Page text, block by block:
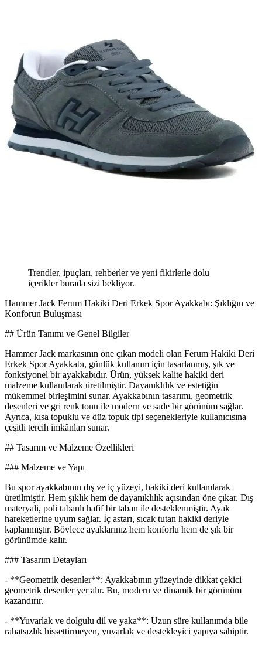
Trendler, ipuçları, rehberler ve yeni fikirlerle dolu
içerikler burada sizi bekliyor.
Hammer Jack Ferum Hakiki Deri Erkek Spor Ayakkabı: Şıklığın ve
Konforun Buluşması
## Ürün Tanımı ve Genel Bilgiler
Hammer Jack markasının öne çıkan modeli olan Ferum Hakiki Deri
Erkek Spor Ayakkabı, günlük kullanım için tasarlanmış, şık ve
fonksiyonel bir ayakkabıdır. Ürün, yüksek kalite hakiki deri
malzeme kullanılarak üretilmiştir. Dayanıklılık ve estetiğin
mükemmel birleşimini sunar. Ayakkabının tasarımı, geometrik
desenleri ve gri renk tonu ile modern ve sade bir görünüm sağlar.
Ayrıca, kısa topuklu ve düz topuk tipi seçenekleriyle kullanıcısına
çeşitli tercih imkânları sunar.
## Tasarım ve Malzeme Özellikleri
### Malzeme ve Yapı
Bu spor ayakkabının dış ve iç yüzeyi, hakiki deri kullanılarak
üretilmiştir. Hem şıklık hem de dayanıklılık açısından öne çıkar. Dış
materyali, poli tabanlı hafif bir taban ile desteklenmiştir. Ayak
hareketlerine uyum sağlar. İç astarı, sıcak tutan hakiki deriyle
kaplanmıştır. Böylece ayaklarınız hem konforlu hem de şık bir
görünümde kalır.
### Tasarım Detayları
- **Geometrik desenler**: Ayakkabının yüzeyinde dikkat çekici
geometrik desenler yer alır. Bu, modern ve dinamik bir görünüm
kazandırır.
- **Yuvarlak ve dolgulu dil ve yaka**: Uzun süre kullanımda bile
rahatsızlık hissettirmeyen, yuvarlak ve destekleyici yapıya sahiptir.